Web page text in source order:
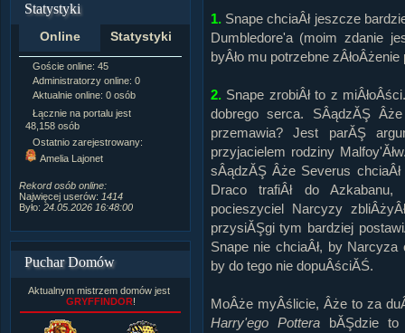
Statystyki
Online Statystyki
Goście online: 45
Administratorzy online: 0
Aktualnie online: 0 osób
Łącznie na portalu jest
48,158 osób
Ostatnio zarejestrowany:
Amelia Lajonet
Rekord osób online:
Najwięcej userów: 1414
Było: 24.05.2026 16:48:00
Napisanych artykułów:
Zdjęć w galerii:21,490
Tematów na forum: 3,921
Postów na forum:
Komentarzy do materiałów:
222,019
Rozdanych pochwał: 3,327
Wlepionych ostrzeżeń:4,170
Puchar Domów
Aktualnym mistrzem domów jest
GRYFFINDOR!
1.Snape chciaÂł jeszcze
Dumbledore'a (moim zdanie
byÂło mu potrzebne
2.Snape zrobiÂł to z
dobrego serca. SÂądzĂŞ
przemawia? Jest parĂŞ
przyjacielem rodziny
sÂądzĂŞ Âże Severus
Draco trafiÂł do Azkabanu,
pocieszyciel Narcyzy
przysiĂŞgi tym bardziej
Snape nie chciaÂł, by Narcyza
by do tego nie dopuÂściĂŚ.
MoÂże myÂślicie, Âże to za
Harry'ego PotterabĂŞdzie to